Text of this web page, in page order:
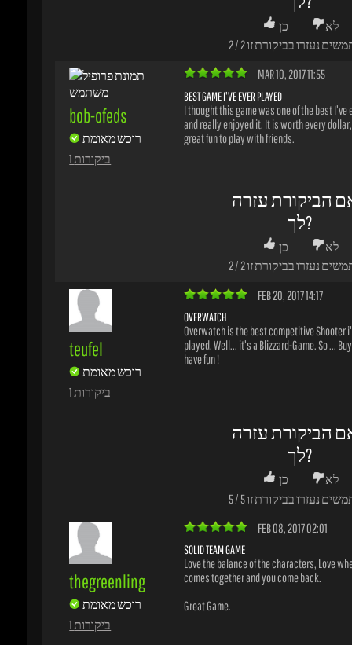
הביקורת עזרה
לך?
כן לא
2/2נעזרו בביקורת זו
FEB 20, 2017 14:17
OVERWATCH
הביקורת עזרה
כן לא
5 5 נעזרו בביקורת זו
thegreenling
FEB 08, 2017 02:01
הביקורת עזרה
לך?
כן לא
1/1נעזרו בביקורת זו
carlosisaias
JAN 14, 2017 02:43
IT WORTH ANY CENTS
OverWatch is OverWatch, everybody like